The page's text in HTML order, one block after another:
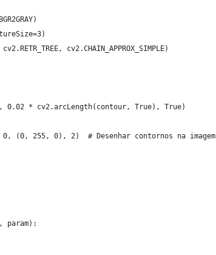
cv2.CHAIN_APPROX_SIMPLE)
0.02 * cv2.arcLength(contour, True), True)
(0, 255, 0), 2)  # Desenhar contornos na imagem
param):